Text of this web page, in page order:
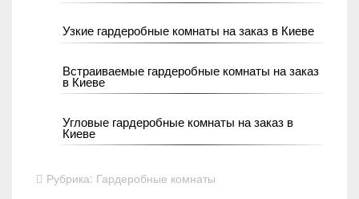
Узкие гардеробные комнаты на заказ в Киеве
Встраиваемые гардеробные комнаты на заказ
в Киеве
Угловые гардеробные комнаты на заказ в
Киеве
Рубрика: Гардеробные комнаты